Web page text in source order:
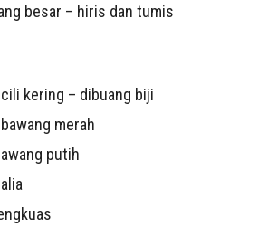
besar – hiris dan tumis
kering – dibuang biji
merah
putih